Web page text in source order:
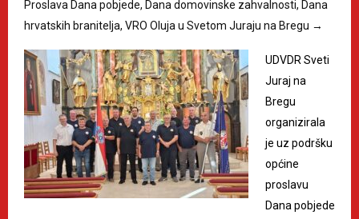
Proslava Dana pobjede, Dana domovinske zahvalnosti, Dana
hrvatskih branitelja, VRO Oluja u Svetom Juraju na Bregu →
UDVDR Sveti
Juraj na
Bregu
organizirala
je uz podršku
općine
proslavu
Dana pobjede